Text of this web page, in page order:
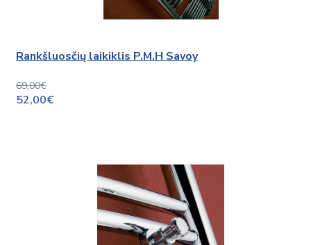
Rankšluosčių laikiklis P.M.H Savoy
69,00€
52,00€